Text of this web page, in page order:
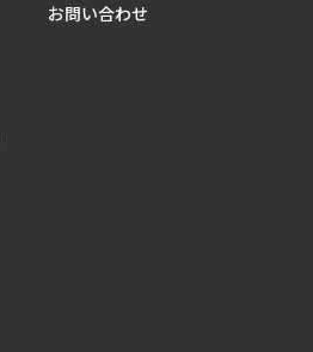
お問い合わせ